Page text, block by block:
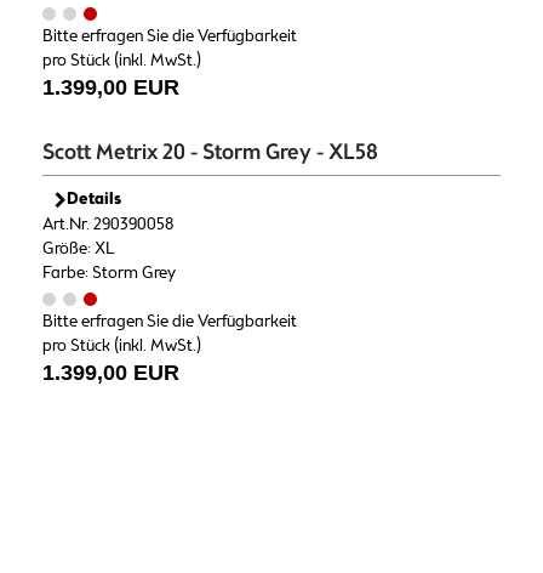
Bitte erfragen Sie die Verfügbarkeit
pro Stück (inkl. MwSt.)
1.399,00 EUR
Scott Metrix 20 - Storm Grey - XL58
Details
Art.Nr. 290390058
Größe: XL
Farbe: Storm Grey
Bitte erfragen Sie die Verfügbarkeit
pro Stück (inkl. MwSt.)
1.399,00 EUR